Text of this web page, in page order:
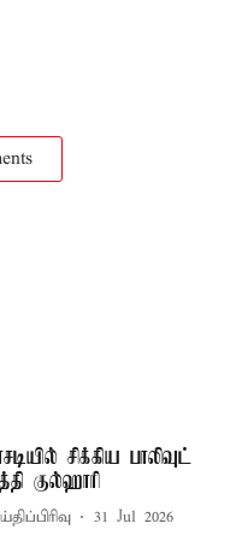
சிக்கிய பாலிவுட்
குல்ஹாரி
31 Jul 2026